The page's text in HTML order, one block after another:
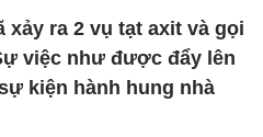
xảy ra 2 vụ tạt axit và gọi
việc như được đẩy lên
kiện hành hung nhà